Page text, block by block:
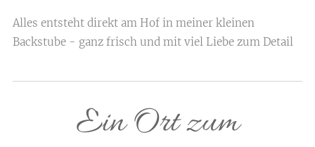
Alles entsteht direkt am Hof in meiner kleinen
Backstube - ganz frisch und mit viel Liebe zum Detail
Ein Ort zum